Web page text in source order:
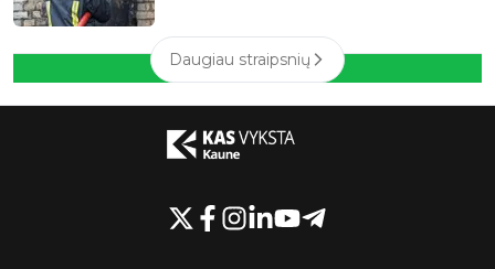
Daugiau straipsnių